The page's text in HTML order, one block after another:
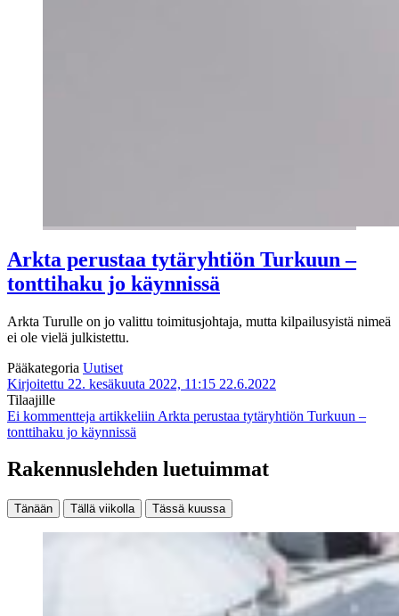
Arkta perustaa tytäryhtiön Turkuun –
tonttihaku jo käynnissä
Arkta Turulle on jo valittu toimitusjohtaja, mutta kilpailusyistä nimeä
ei ole vielä julkistettu.
Pääkategoria Uutiset
Kirjoitettu 22. kesäkuuta 2022, 11:15 22.6.2022
Tilaajille
Ei kommentteja artikkeliin Arkta perustaa tytäryhtiön Turkuun –
tonttihaku jo käynnissä
Rakennuslehden luetuimmat
Tänään Tällä viikolla Tässä kuussa